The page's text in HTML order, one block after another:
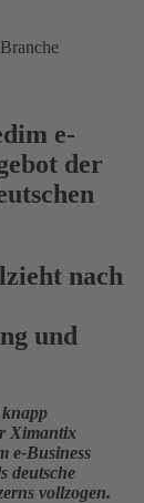
e-
der
nach
und
Ximantix
e-Business
deutsche
vollzogen.